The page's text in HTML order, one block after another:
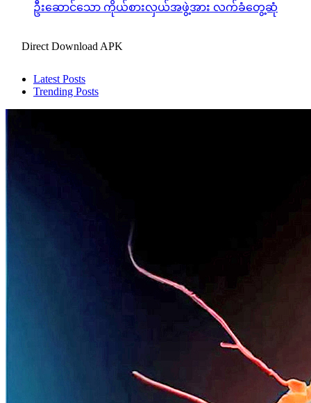
ဦးဆောင်သော ကိုယ်စားလှယ်အဖွဲ့အား လက်ခံတွေ့ဆုံ
Direct Download APK
Latest Posts
Trending Posts